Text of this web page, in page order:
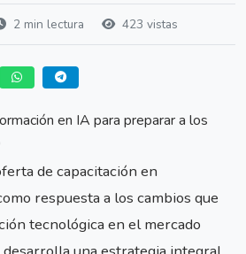
2 min lectura 423 vistas
de capacitación en
respuesta a los cambios que
tecnológica en el mercado